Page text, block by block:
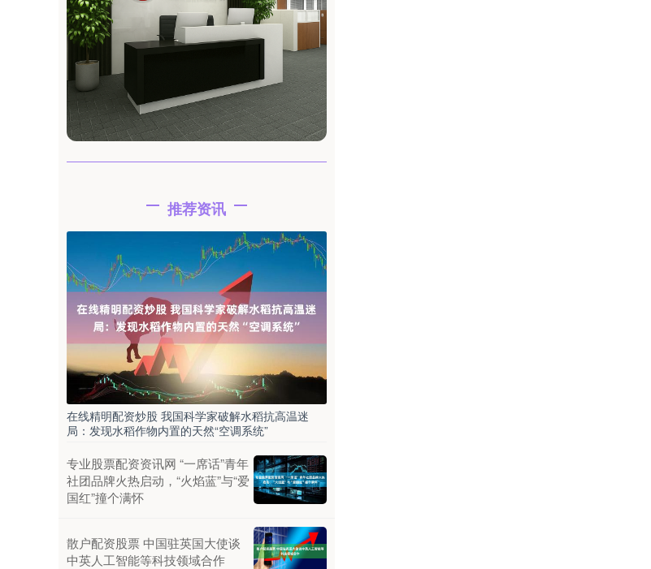
推荐资讯
在线精明配资炒股 我国科学家破解水稻抗高温迷
局：发现水稻作物内置的天然“空调系统”
专业股票配资资讯网 “一席话”青年
社团品牌火热启动，“火焰蓝”与“爱
国红”撞个满怀
散户配资股票 中国驻英国大使谈
中英人工智能等科技领域合作